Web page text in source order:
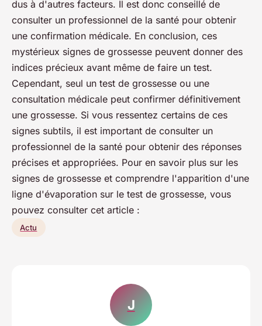
dus à d'autres facteurs. Il est donc conseillé de
consulter un professionnel de la santé pour obtenir
une confirmation médicale. En conclusion, ces
mystérieux signes de grossesse peuvent donner des
indices précieux avant même de faire un test.
Cependant, seul un test de grossesse ou une
consultation médicale peut confirmer définitivement
une grossesse. Si vous ressentez certains de ces
signes subtils, il est important de consulter un
professionnel de la santé pour obtenir des réponses
précises et appropriées. Pour en savoir plus sur les
signes de grossesse et comprendre l'apparition d'une
ligne d'évaporation sur le test de grossesse, vous
pouvez consulter cet article :
Actu
J